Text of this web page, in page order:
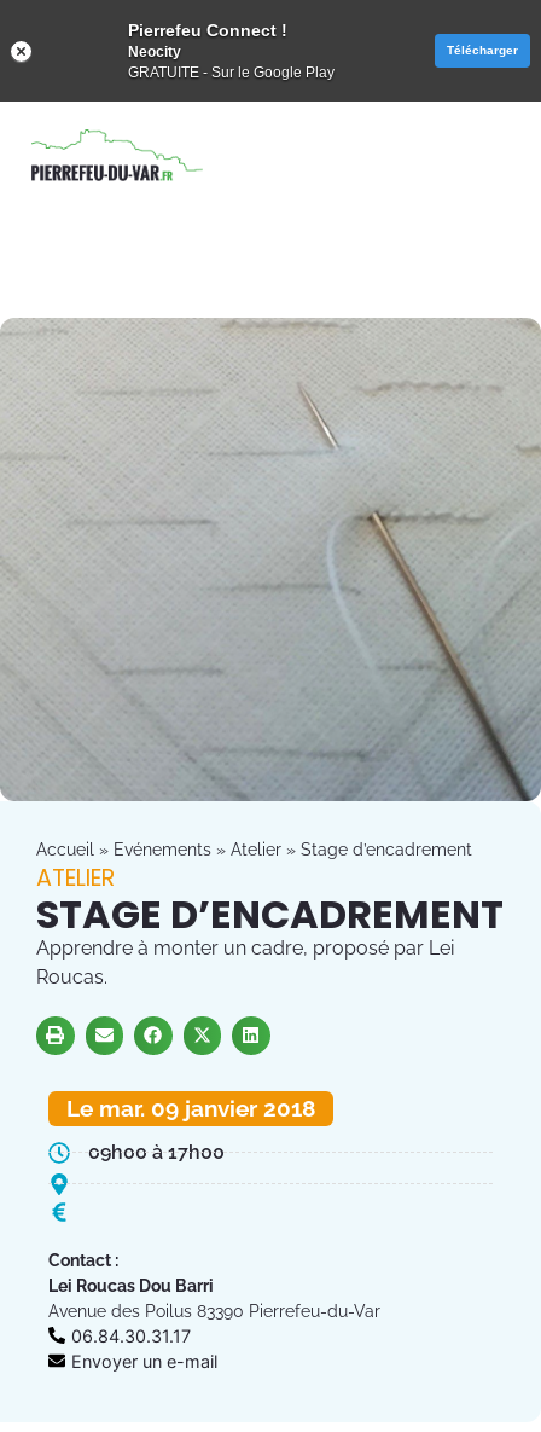
Accueil » Evénements » Atelier » Stage d’encadrement
ATELIER
STAGE D’ENCADREMENT
Apprendre à monter un cadre, proposé par Lei
Roucas.
Le mar. 09 janvier 2018
09h00 à 17h00
Contact :
Lei Roucas Dou Barri
Avenue des Poilus 83390 Pierrefeu-du-Var
06.84.30.31.17
Envoyer un e-mail
Pierrefeu Connect !
Neocity
GRATUITE - Sur le Google Play
Télécharger